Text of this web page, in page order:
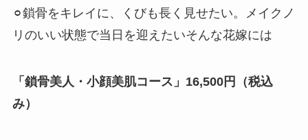
⚪︎鎖骨をキレイに、くびも長く見せたい。メイクノ
リのいい状態で当日を迎えたいそんな花嫁には
「鎖骨美人・小顔美肌コース」16,500円（税込
み）